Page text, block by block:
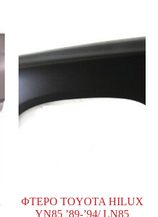
ΦΤΕΡΟ TOYOTA HILUX
YN85 ’89-’94/ LN85